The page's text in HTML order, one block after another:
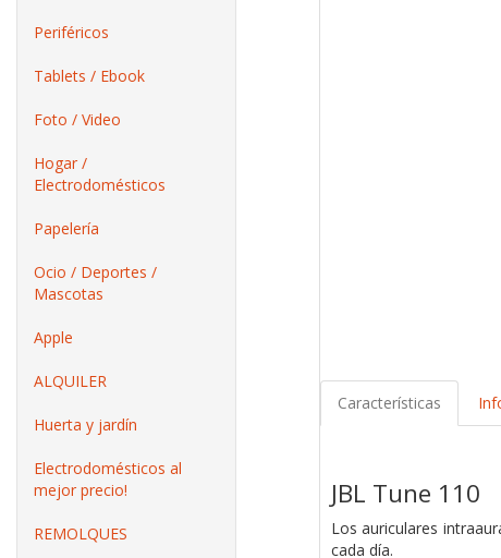
Periféricos
Tablets / Ebook
Foto / Video
Hogar /
Electrodomésticos
Papelería
Ocio / Deportes /
Mascotas
Apple
ALQUILER
Huerta y jardín
Electrodomésticos al
mejor precio!
REMOLQUES
Características
JBL Tune 110
Los auriculares
cada día.